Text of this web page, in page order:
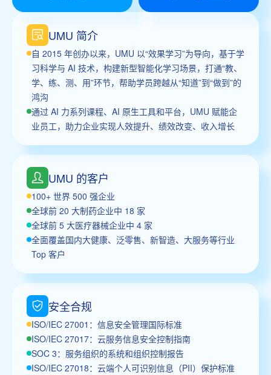
UMU 简介
自 2015 年创办以来，UMU 以“效果学习”为导向，基于学
习科学与 AI 技术，构建新型智能化学习场景，打通“教、
学、练、测、用”环节，帮助学员跨越从“知道”到“做到”的
鸿沟
通过 AI 力系列课程、AI 原生工具和平台，UMU 赋能企
业员工，助力企业实现人效提升、绩效改变、收入增长
UMU 的客户
100+ 世界 500 强企业
全球前 20 大制药企业中 18 家
全球前 5 大医疗器械企业中 4 家
全面覆盖国内大健康、泛零售、新智造、大服务等行业
Top 客户
安全合规
ISO/IEC 27001：信息安全管理国际标准
ISO/IEC 27017：云服务信息安全控制指南
SOC 3：服务组织的系统和组织控制报告
ISO/IEC 27018：云端个人可识别信息（PII）保护标准